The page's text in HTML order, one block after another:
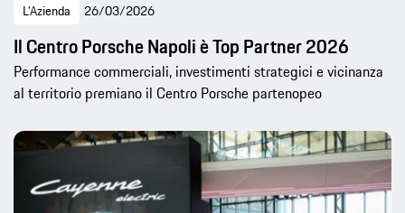
L'Azienda 26/03/2026
Il Centro Porsche Napoli è Top Partner 2026
Performance commerciali, investimenti strategici e vicinanza
al territorio premiano il Centro Porsche partenopeo